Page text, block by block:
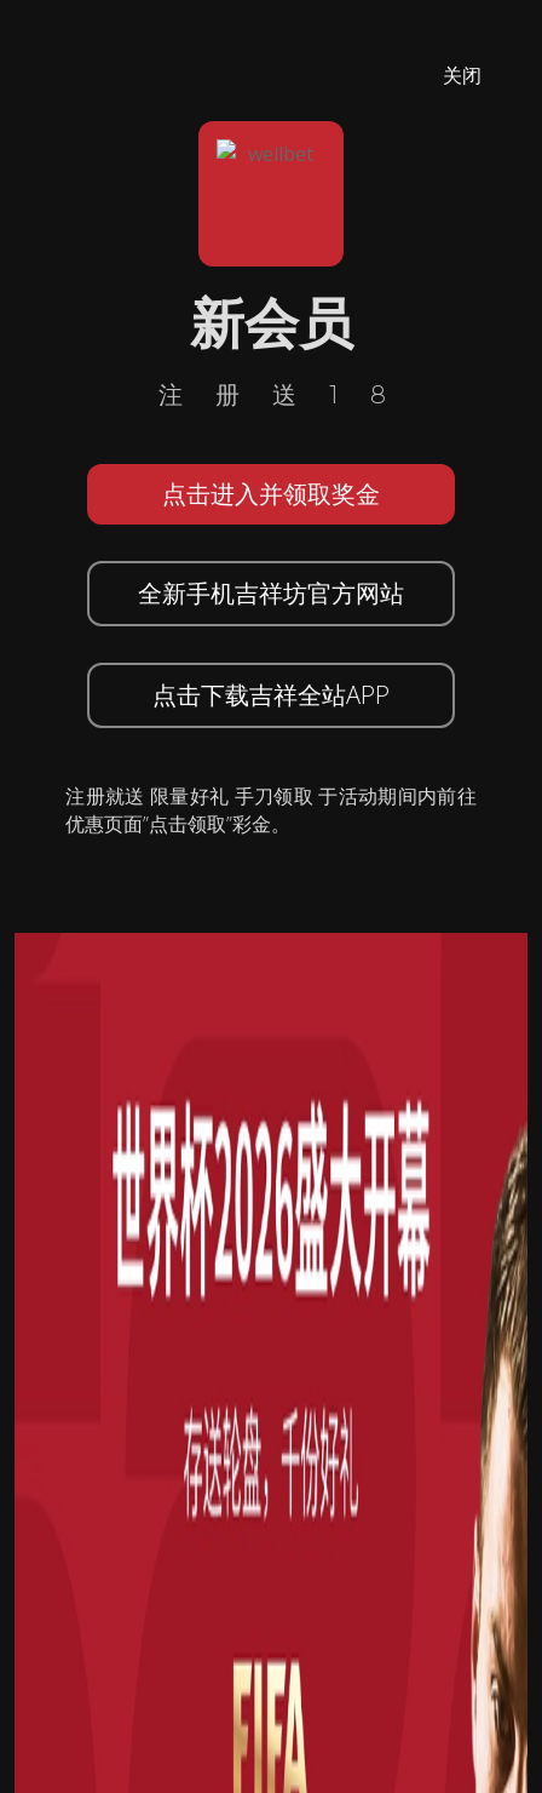
关闭
新会员
注册送18
点击进入并领取奖金
全新手机吉祥坊官方网站
点击下载吉祥全站APP
注册就送 限量好礼 手刀领取 于活动期间内前往
优惠页面”点击领取”彩金。